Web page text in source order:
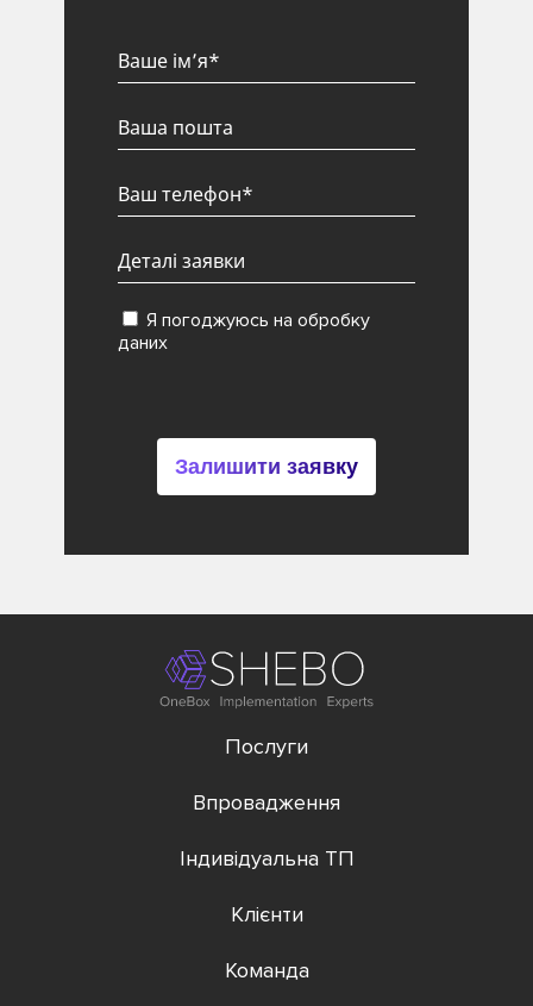
Я погоджуюсь на обробку
даних
Залишити заявку
Послуги
Впровадження
Індивідуальна ТП
Клієнти
Команда